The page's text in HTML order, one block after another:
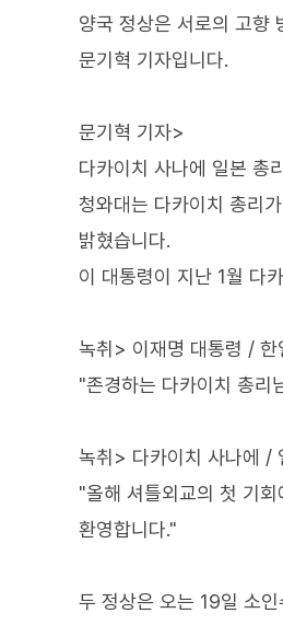
양국 정상은 서로의 고향
문기혁 기자입니다.
문기혁 기자>
다카이치 사나에 일본 총
청와대는 다카이치 총리
밝혔습니다.
이 대통령이 지난 1월 다
녹취> 이재명 대통령 / 한
"존경하는 다카이치 총리
녹취> 다카이치 사나에 /
"올해 셔틀외교의 첫 기
환영합니다."
두 정상은 오는 19일 소